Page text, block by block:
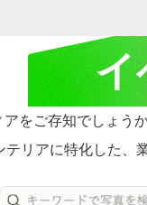
イ
をご存知でしょう
リアに特化した、